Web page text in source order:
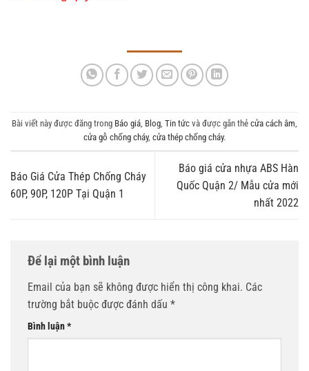
Bài viết này được đăng trong Báo giá, Blog, Tin tức và được gắn thẻ cửa cách âm,
cửa gỗ chống cháy, cửa thép chống cháy.
Báo Giá Cửa Thép Chống Cháy
60P, 90P, 120P Tại Quận 1
Báo giá cửa nhựa ABS Hàn
Quốc Quận 2/ Mẫu cửa mới
nhất 2022
Để lại một bình luận
Email của bạn sẽ không được hiển thị công khai. Các
trường bắt buộc được đánh dấu *
Bình luận*